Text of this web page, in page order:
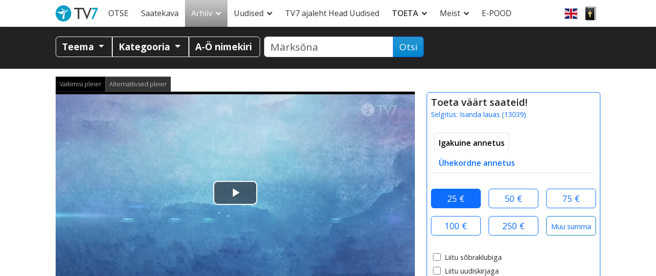
OTSE Saatekava Arhiiv Uudised TV7 ajaleht Head Uudised TOETA Meist E-POOD
Teema Kategooria A-Ö nimekiri Otsi
Vaikimisi pleier Alternatiivsed pleier
Esita
video
Toeta väärt saateid!
Selgitus: Isanda lauas (13039)
Igakuine annetus
Ühekordne annetus
25 € 50 € 75 €
100 € 250 €
Liitu sõbraklubiga
Liitu uudiskirjaga